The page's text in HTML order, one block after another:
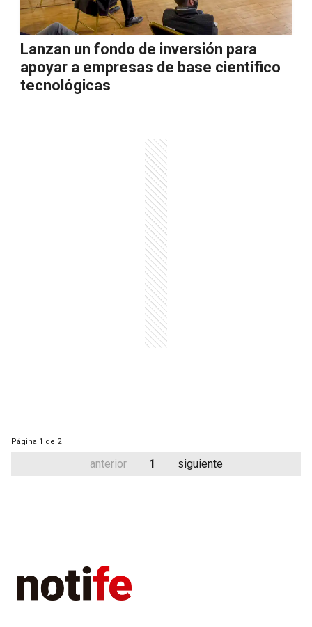
Lanzan un fondo de inversión para
apoyar a empresas de base científico
tecnológicas
Página 1 de 2
anterior 1 siguiente